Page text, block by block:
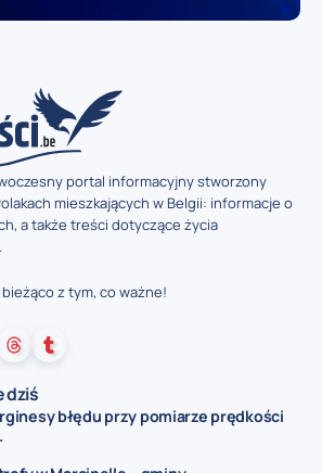
portal informacyjny stworzony
mieszkających w Belgii: informacje o
a także treści dotyczące życia
z tym, co ważne!
dziś
błędu przy pomiarze prędkości